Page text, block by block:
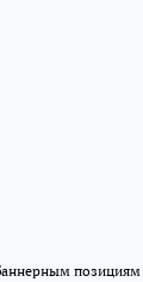
позициям